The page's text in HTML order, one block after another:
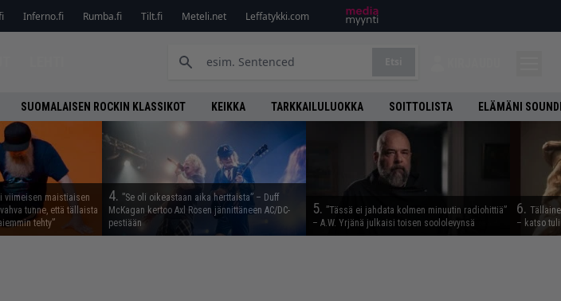
Inferno.fi Rumba.fi Tilt.fi Meteli.net Leffatykki.com
SUOMALAISEN ROCKIN KLASSIKOT KEIKKA TARKKAILULUOKKA SOITTOLISTA ELÄMÄNI
viimeisen maistiaisen
tunne, että tällaista
tehty”
4. ”Se oli oikeastaan aika herttaista” – Duff
McKagan kertoo Axl Rosen jännittäneen AC/DC-
pestiään
5. ”Tässä ei jahdata kolmen minuutin radiohittiä”
– A.W. Yrjänä julkaisi toisen soololevynsä
6.
– katso